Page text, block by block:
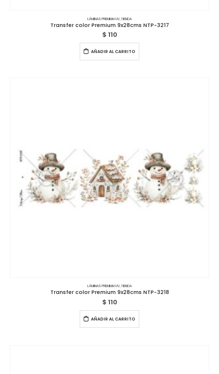
LÁMINAS PREMIUM UV,TIENDA
Transfer color Premium 9x28cms NTP-3217
$ 110
AÑADIR AL CARRITO
LÁMINAS PREMIUM UV,TIENDA
Transfer color Premium 9x28cms NTP-3218
$ 110
AÑADIR AL CARRITO